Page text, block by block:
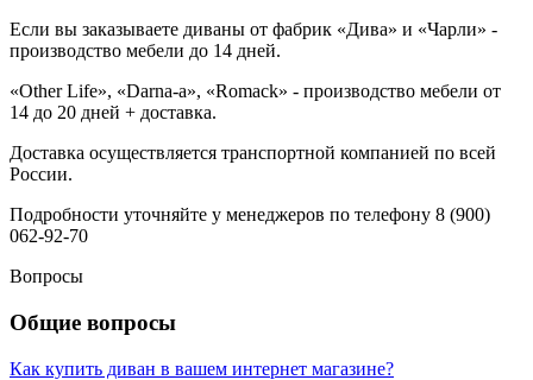
Если вы заказываете диваны от фабрик «Дива» и «Чарли» -
производство мебели до 14 дней.
«Other Life», «Darna-a», «Romack» - производство мебели от
14 до 20 дней + доставка.
Доставка осуществляется транспортной компанией по всей
России.
Подробности уточняйте у менеджеров по телефону 8 (900)
062-92-70
Вопросы
Общие вопросы
Как купить диван в вашем интернет магазине?